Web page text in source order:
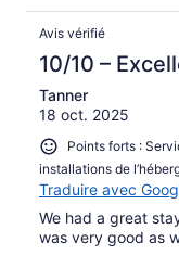
Avis vérifié
10/10 –
Tanner
18 oct. 2025
Points forts :
installations de
Traduire avec
We had a great
was very good as